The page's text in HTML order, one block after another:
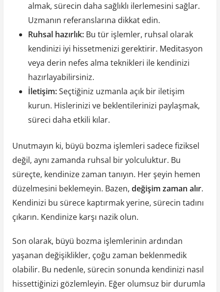
almak, sürecin daha sağlıklı ilerlemesini sağlar.
Uzmanın referanslarına dikkat edin.
Ruhsal hazırlık:Bu tür işlemler, ruhsal olarak
kendinizi iyi hissetmenizi gerektirir. Meditasyon
veya derin nefes alma teknikleri ile kendinizi
hazırlayabilirsiniz.
İletişim:Seçtiğiniz uzmanla açık bir iletişim
kurun. Hislerinizi ve beklentilerinizi paylaşmak,
süreci daha etkili kılar.
Unutmayın ki, büyü bozma işlemleri sadece fiziksel
değil, aynı zamanda ruhsal bir yolculuktur. Bu
süreçte, kendinize zaman tanıyın. Her şeyin hemen
düzelmesini beklemeyin. Bazen, değişim zaman alır.
Kendinizi bu sürece kaptırmak yerine, sürecin tadını
çıkarın. Kendinize karşı nazik olun.
Son olarak, büyü bozma işlemlerinin ardından
yaşanan değişiklikler, çoğu zaman beklenmedik
olabilir. Bu nedenle, sürecin sonunda kendinizi nasıl
hissettiğinizi gözlemleyin. Eğer olumsuz bir durumla